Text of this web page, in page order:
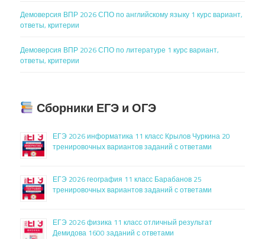
Демоверсия ВПР 2026 СПО по английскому языку 1 курс вариант,
ответы, критерии
Демоверсия ВПР 2026 СПО по литературе 1 курс вариант,
ответы, критерии
Сборники ЕГЭ и ОГЭ
ЕГЭ 2026 информатика 11 класс Крылов Чуркина 20
тренировочных вариантов заданий с ответами
ЕГЭ 2026 география 11 класс Барабанов 25
тренировочных вариантов заданий с ответами
ЕГЭ 2026 физика 11 класс отличный результат
Демидова 1600 заданий с ответами